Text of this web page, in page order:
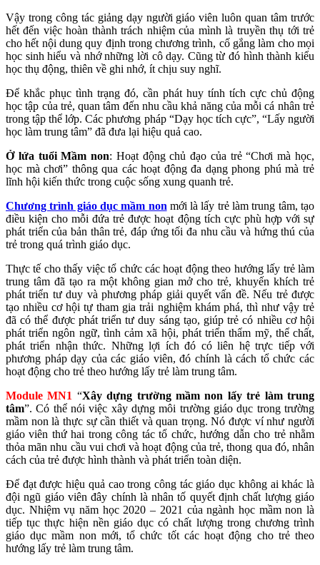
Vậy trong công tác giảng dạy người giáo viên luôn quan tâm trước
hết đến việc hoàn thành trách nhiệm của mình là truyền thụ tới trẻ
cho hết nội dung quy định trong chương trình, cố gắng làm cho mọi
học sinh hiểu và nhớ những lời cô dạy. Cũng từ đó hình thành kiểu
học thụ động, thiên về ghi nhớ, ít chịu suy nghĩ.
Để khắc phục tình trạng đó, cần phát huy tính tích cực chủ động
học tập của trẻ, quan tâm đến nhu cầu khả năng của mỗi cá nhân trẻ
trong tập thể lớp. Các phương pháp “Dạy học tích cực”, “Lấy người
học làm trung tâm” đã đưa lại hiệu quả cao.
Ở lứa tuổi Mầm non: Hoạt động chủ đạo của trẻ “Chơi mà học,
học mà chơi” thông qua các hoạt động đa dạng phong phú mà trẻ
lĩnh hội kiến thức trong cuộc sống xung quanh trẻ.
Chương trình giáo dục mầm non mới là lấy trẻ làm trung tâm, tạo
điều kiện cho mỗi đứa trẻ được hoạt động tích cực phù hợp với sự
phát triển của bản thân trẻ, đáp ứng tối đa nhu cầu và hứng thú của
trẻ trong quá trình giáo dục.
Thực tế cho thấy việc tổ chức các hoạt động theo hướng lấy trẻ làm
trung tâm đã tạo ra một không gian mở cho trẻ, khuyến khích trẻ
phát triển tư duy và phương pháp giải quyết vấn đề. Nếu trẻ được
tạo nhiều cơ hội tự tham gia trải nghiệm khám phá, thì như vậy trẻ
đã có thể được phát triển tư duy sáng tạo, giúp trẻ có nhiều cơ hội
phát triển ngôn ngữ, tình cảm xã hội, phát triển thẩm mỹ, thể chất,
phát triển nhận thức. Những lợi ích đó có liên hệ trực tiếp với
phương pháp dạy của các giáo viên, đó chính là cách tổ chức các
hoạt động cho trẻ theo hướng lấy trẻ làm trung tâm.
Module MN1 “Xây dựng trường mầm non lấy trẻ làm trung
tâm”. Có thể nói việc xây dựng môi trường giáo dục trong trường
mầm non là thực sự cần thiết và quan trọng. Nó được ví như người
giáo viên thứ hai trong công tác tổ chức, hướng dẫn cho trẻ nhằm
thỏa mãn nhu cầu vui chơi và hoạt động của trẻ, thong qua đó, nhân
cách của trẻ được hình thành và phát triển toàn diện.
Để đạt được hiệu quả cao trong công tác giáo dục không ai khác là
đội ngũ giáo viên đây chính là nhân tố quyết định chất lượng giáo
dục. Nhiệm vụ năm học 2020 – 2021 của ngành học mầm non là
tiếp tục thực hiện nền giáo dục có chất lượng trong chương trình
giáo dục mầm non mới, tổ chức tốt các hoạt động cho trẻ theo
hướng lấy trẻ làm trung tâm.